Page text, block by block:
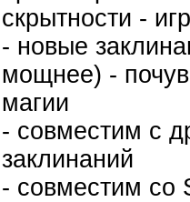
скрытности -
- новые
мощнее) -
магии
- совместим с
заклинаний
- совместим со